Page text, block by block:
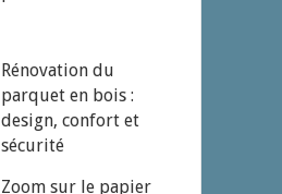
Rénovation du
parquet en bois :
design, confort et
sécurité
Zoom sur le papier